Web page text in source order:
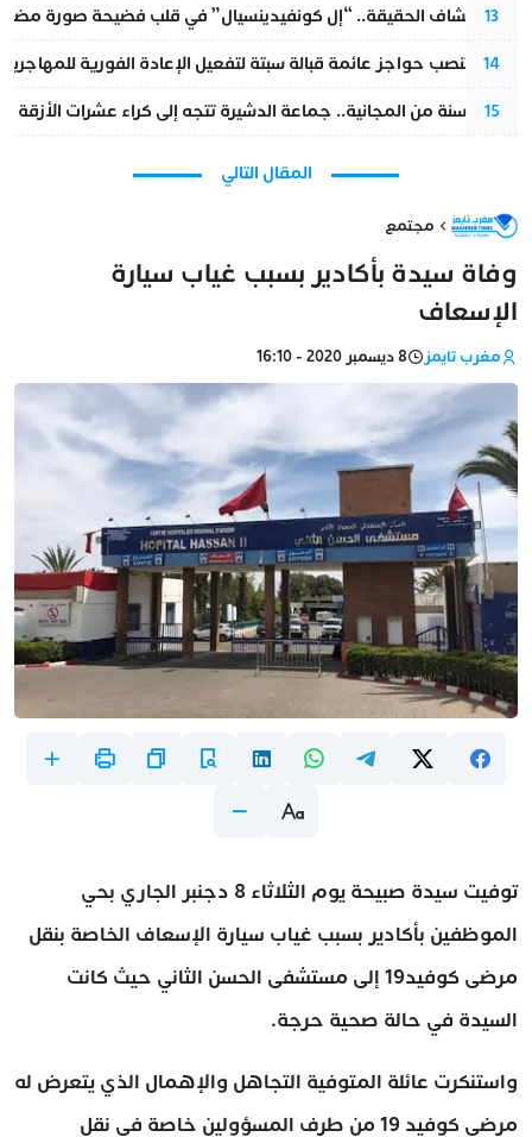
13
بعد انكشاف الحقيقة.. “إل كونفيدينسيال” في قلب فضيحة صورة
14
إسبانيا تنصب حواجز عائمة قبالة سبتة لتفعيل الإعادة الفورية للمهاجرين
15
بعد 13 سنة من المجانية.. جماعة الدشيرة تتجه إلى كراء عشرات الأزقة و”الشوارع”.. هل أصبح المواطن الحل الأسهل لسد عجز المداخيل؟
المقال التالي
مجتمع
وفاة سيدة بأكادير بسبب غياب سيارة
الإسعاف
مغرب تايمز 8 ديسمبر 2020 - 16:10
توفيت سيدة صبيحة يوم الثلاثاء 8 دجنبر الجاري بحي
الموظفين بأكادير بسبب غياب سيارة الإسعاف الخاصة بنقل
مرضى كوفيد19 إلى مستشفى الحسن الثاني حيث كانت
السيدة في حالة صحية حرجة.
واستنكرت عائلة المتوفية التجاهل والإهمال الذي يتعرض له
مرضى كوفيد 19 من طرف المسؤولين خاصة في نقل